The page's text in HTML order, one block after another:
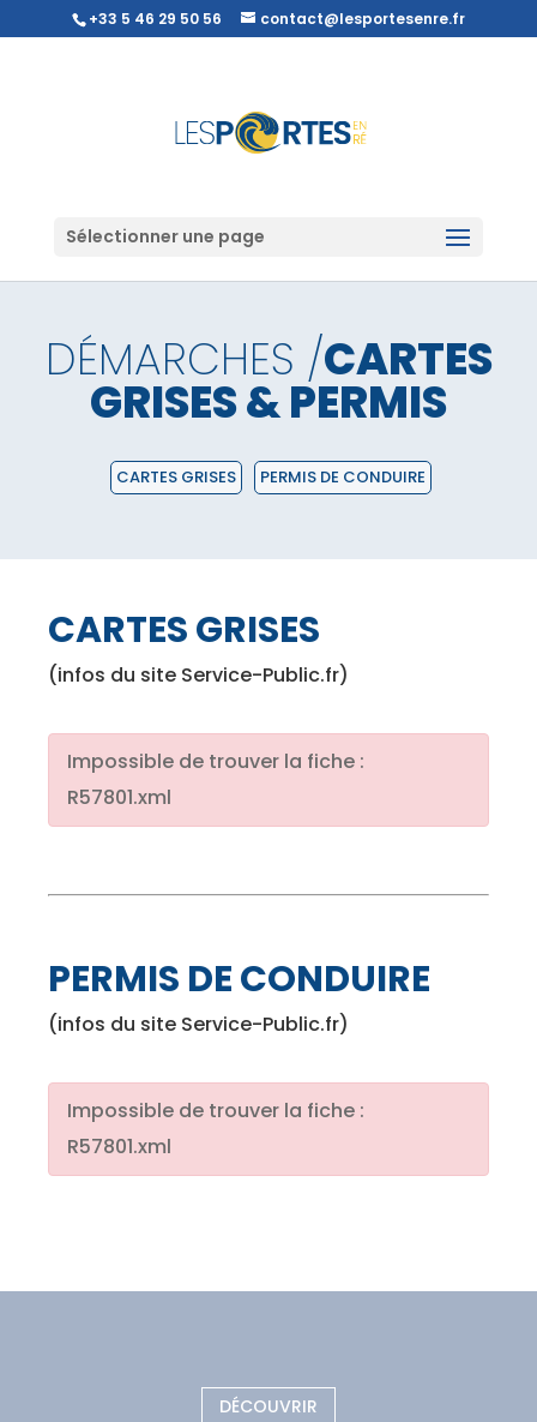
+33 5 46 29 50 56 contact@lesportesenre.fr
Sélectionner une page
DÉMARCHES /CARTES
GRISES & PERMIS
CARTES GRISES PERMIS DE CONDUIRE
CARTES GRISES
(infos du site Service-Public.fr)
Impossible de trouver la fiche :
R57801.xml
PERMIS DE CONDUIRE
(infos du site Service-Public.fr)
Impossible de trouver la fiche :
R57801.xml
DÉCOUVRIR